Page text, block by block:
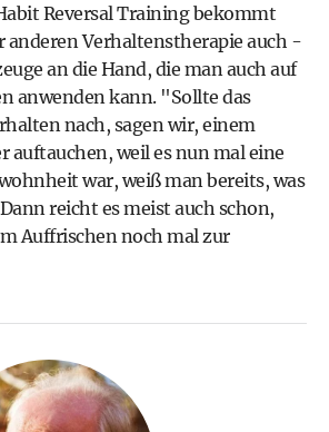
Reversal Training bekommt
anderen Verhaltenstherapie auch -
an die Hand, die man auch auf
anwenden kann. "Sollte das
nach, sagen wir, einem
auftauchen, weil es nun mal eine
war, weiß man bereits, was
reicht es meist auch schon,
Auffrischen noch mal zur